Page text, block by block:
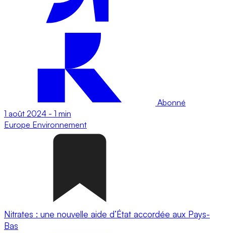
Abonné
1 août 2024 - 1 min
Europe Environnement
Nitrates : une nouvelle aide d’État accordée aux Pays-
Bas